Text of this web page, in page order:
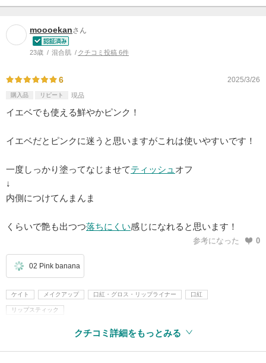
moooekanさん
23歳 混合肌 クチコミ投稿 6件
6 2025/3/26
購入品 リピート 現品
イエベでも使える鮮やかピンク！
イエベだとピンクに迷うと思いますがこれは使いやすいです！
一度しっかり塗ってなじませてティッシュ オフ
↓
内側につけてんまんま
くらいで艶も出つつ落ちにくい感じになれると思います！
参考になった 0
02 Pink banana
ケイト メイクアップ 口紅・グロス・リップライナー 口紅
リップスティック
クチコミ詳細をもっとみる